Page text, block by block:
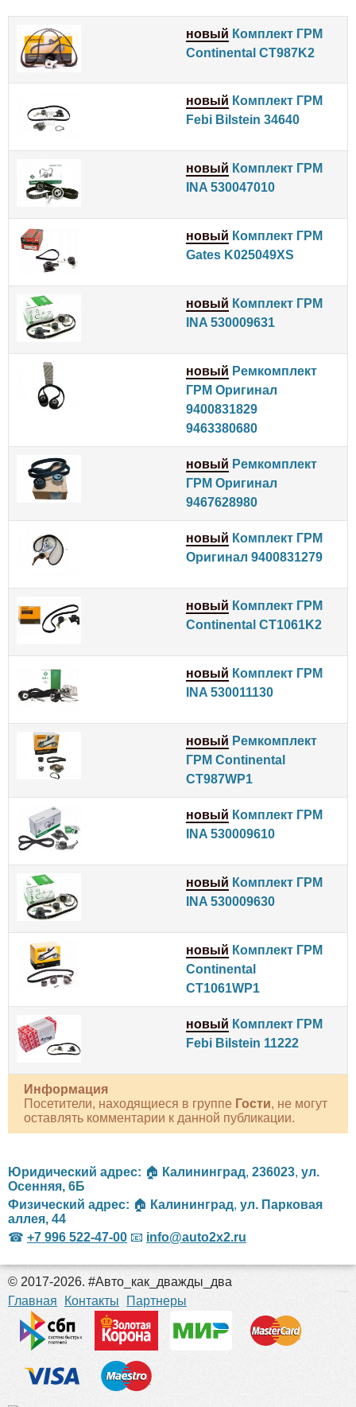
новый Комплект ГРМ
Continental CT987K2
новый Комплект ГРМ
Febi Bilstein 34640
новый Комплект ГРМ
INA 530047010
новый Комплект ГРМ
Gates K025049XS
новый Комплект ГРМ
INA 530009631
новый Ремкомплект
ГРМ Оригинал
9400831829
9463380680
новый Ремкомплект
ГРМ Оригинал
9467628980
новый Комплект ГРМ
Оригинал 9400831279
новый Комплект ГРМ
Continental CT1061K2
новый Комплект ГРМ
INA 530011130
новый Ремкомплект
ГРМ Continental
CT987WP1
новый Комплект ГРМ
INA 530009610
новый Комплект ГРМ
INA 530009630
новый Комплект ГРМ
Continental
CT1061WP1
новый Комплект ГРМ
Febi Bilstein 11222
Информация
Посетители, находящиеся в группе Гости, не могут
оставлять комментарии к данной публикации.
Юридический адрес: 🏠 Калининград, 236023, ул.
Осенняя, 6Б
Физический адрес: 🏠 Калининград, ул. Парковая
аллея, 44
☎ +7 996 522-47-00 📧 info@auto2x2.ru
© 2017-2026. #Авто_как_дважды_два
Главная
Контакты Партнеры